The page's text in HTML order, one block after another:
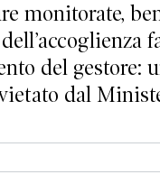
monitorate,
del gestore:
dal